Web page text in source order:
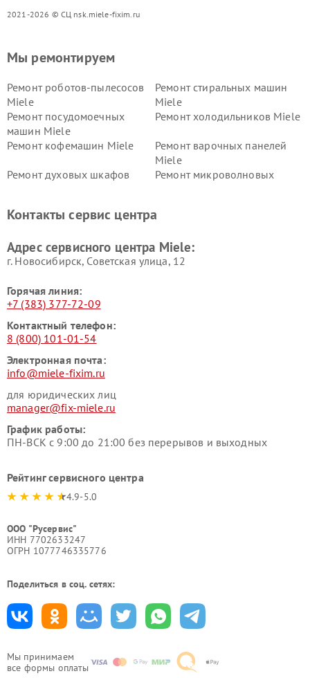
2021-2026 © СЦ nsk.miele-fixim.ru
Мы принимаем
все формы оплаты
Мы ремонтируем
Ремонт роботов-пылесосов
Miele
Ремонт стиральных машин
Miele
Ремонт посудомоечных
машин Miele
Ремонт холодильников Miele
Ремонт кофемашин Miele
Ремонт варочных панелей
Miele
Ремонт духовых шкафов
Ремонт микроволновых
Miele
Miele
пылесосов Miele
Контакты сервис центра
Адрес сервисного центра Miele:
г. Новосибирск, Советская улица, 12
Горячая линия:
+7 (383) 377-72-09
Контактный телефон:
8 (800) 101-01-54
Электронная почта:
info@miele-fixim.ru
для юридических лиц
manager@fix-miele.ru
График работы:
ПН-ВСК с 9:00 до 21:00 без перерывов и выходных
Рейтинг сервисного центра
4.9-5.0
ООО "Русервис"
ИНН 7702633247
ОГРН 1077746335776
Поделиться в соц. сетях: